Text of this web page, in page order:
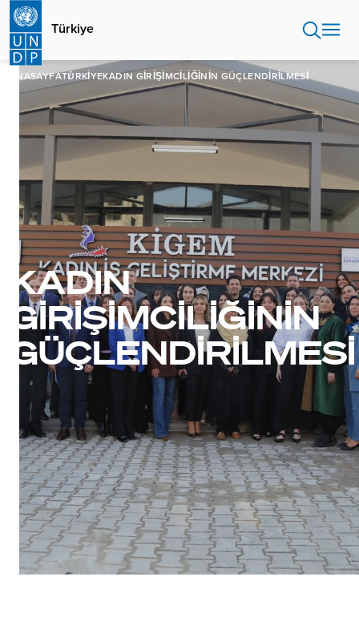
Ana
içeriğe
atla
Türkiye
ANASAYFATÜRKIYEKADIN GIRIŞIMCILIĞININ GÜÇLENDIRILMESI
KADIN
GIRIŞIMCILIĞININ
GÜÇLENDIRILMESI